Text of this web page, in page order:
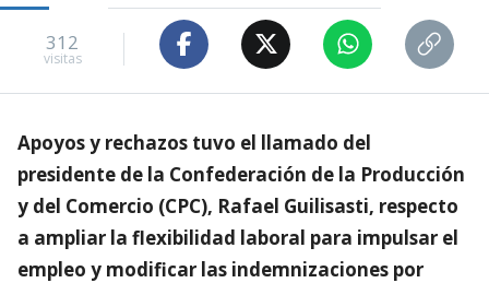
312
visitas
Apoyos y rechazos tuvo el llamado del
presidente de la Confederación de la Producción
y del Comercio (CPC), Rafael Guilisasti, respecto
a ampliar la flexibilidad laboral para impulsar el
empleo y modificar las indemnizaciones por